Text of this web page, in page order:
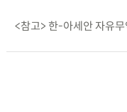
<참고> 한-아세안 자유